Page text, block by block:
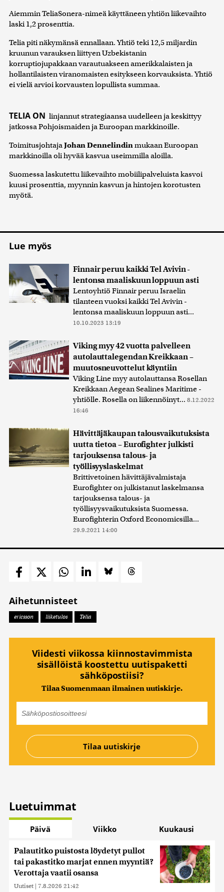
Aiemmin TeliaSonera-nimeä käyttäneen yhtiön liikevaihto
laski 1,2 prosenttia.
Telia piti näkymänsä ennallaan. Yhtiö teki 12,5 miljardin
kruunun varauksen liittyen Uzbekistanin
korruptiojupakkaan varautuakseen amerikkalaisten ja
hollantilaisten viranomaisten esitykseen korvauksista. Yhtiö
ei vielä arvioi korvausten lopullista summaa.
TELIA ON linjannut strategiaansa uudelleen ja keskittyy
jatkossa Pohjoismaiden ja Euroopan markkinoille.
ToimitusjohtajaJohan Dennelindinmukaan Euroopan
markkinoilla oli hyvää kasvua useimmilla aloilla.
Suomessa laskutettu liikevaihto mobiilipalveluista kasvoi
kuusi prosenttia, myynnin kasvun ja hintojen korotusten
myötä.
Lue myös
Finnair peruu kaikki Tel Avivin -
lentonsa maaliskuun loppuun asti
Lentoyhtiö Finnair peruu Israelin
tilanteen vuoksi kaikki Tel Avivin -
lentonsa maaliskuun loppuun asti...
10.10.2023 13:19
Viking myy 42 vuotta palvelleen
autolauttalegendan Kreikkaan –
muutosneuvottelut käyntiin
Viking Line myy autolauttansa Rosellan
Kreikkaan Aegean Sealines Maritime -
yhtiölle. Rosella on liikennöinyt... 8.12.2022
16:46
Hävittäjäkaupan talousvaikutuksista
uutta tietoa – Eurofighter julkisti
tarjouksensa talous- ja
työllisyyslaskelmat
Brittivetoinen hävittäjävalmistaja
Eurofighter on julkistanut laskelmansa
tarjouksensa talous- ja
työllisyysvaikutuksista Suomessa.
Eurofighterin Oxford Economicsilla...
29.9.2021 14:00
Aihetunnisteet
ericsson liiketulos Telia
Viidesti viikossa kiinnostavimmista
sisällöistä koostettu uutispaketti
sähköpostiisi?
Tilaa Suomenmaan ilmainen uutiskirje.
Luetuimmat
Päivä Viikko Kuukausi
Palautitko puistosta löydetyt pullot
tai pakastitko marjat ennen myyntiä?
Verottaja vaatii osansa
Uutiset | 7.8.2026 21:42